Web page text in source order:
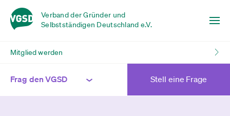
Verband der Gründer und
Selbstständigen Deutschland e.V.
Mitglied werden
Frag den VGSD Stell eine Frage